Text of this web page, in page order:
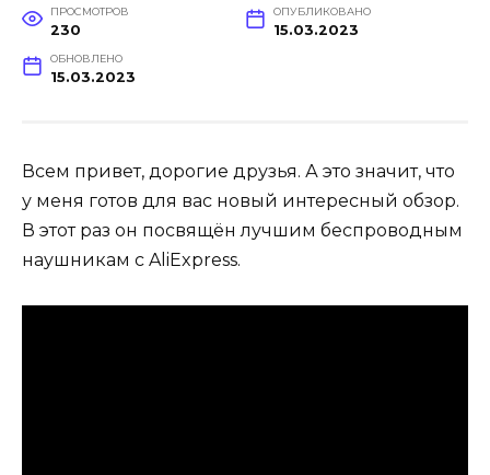
ПРОСМОТРОВ
230
ОПУБЛИКОВАНО
15.03.2023
ОБНОВЛЕНО
15.03.2023
Всем привет, дорогие друзья. А это значит, что
у меня готов для вас новый интересный обзор.
В этот раз он посвящён лучшим беспроводным
наушникам с AliExpress.